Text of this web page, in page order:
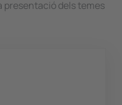
presentació dels temes